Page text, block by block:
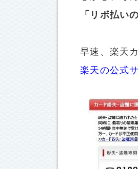
「リボ払い
早速、楽天
楽天の公式